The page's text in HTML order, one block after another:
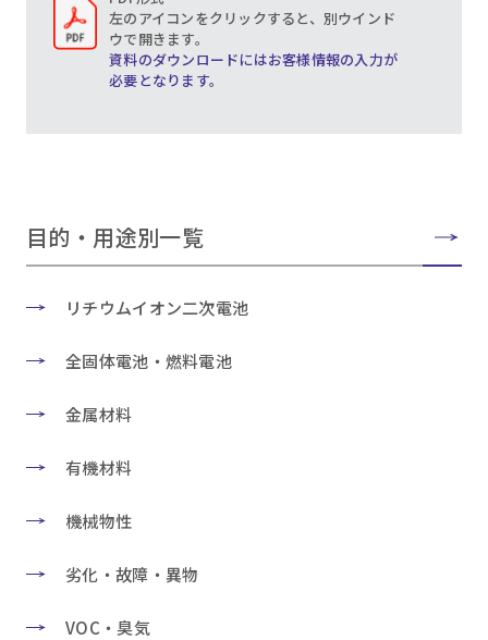
左のアイコンをクリックすると、別ウインド
ウで開きます。
資料のダウンロードにはお客様情報の入力が
必要となります。
目的・用途別一覧
リチウムイオン二次電池
全固体電池・燃料電池
金属材料
有機材料
機械物性
劣化・故障・異物
VOC・臭気